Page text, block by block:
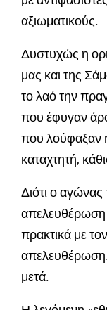
αξιωματικούς.
Δυστυχώς η
μας και της
το λαό την
που έφυγαν
που λούφαξαν
καταχτητή,
Διότι ο αγώνας
απελευθέρωση
πρακτικά με
απελευθέρωση.
μετά.